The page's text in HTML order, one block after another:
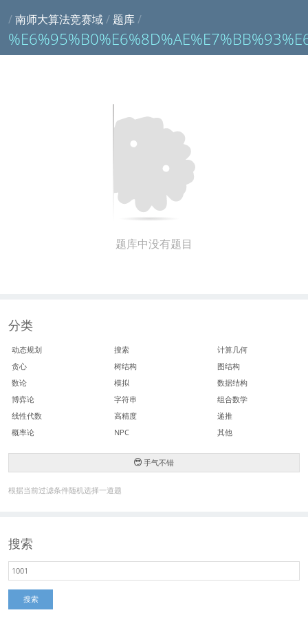
/南师大算法竞赛域/ 题库/
题库中没有题目
分类
动态规划 搜索
计算几何
贪心
树结构
图结构
数论
模拟
数据结构
博弈论
字符串
组合数学
线性代数
高精度
递推
概率论
NPC 其他
手气不错
根据当前过滤条件随机选择一道题
搜索
搜索